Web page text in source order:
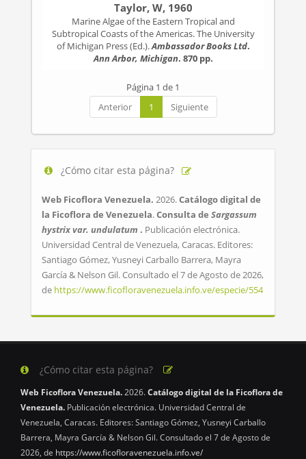
Taylor, W, 1960
Marine Algae of the Eastern Tropical and
Subtropical Coasts of the Americas. The University
of Michigan Press (Ed.).Ambassador Books Ltd.
Ann Arbor, Michigan. 870 pp.
Página 1 de 1
Anterior
1 Siguiente
¿Cómo citar esta página?
Web Ficoflora Venezuela. 2026.Catálogo digital de
la Ficoflora de Venezuela.Consulta de Sargassum
hystrix var. undulatum . Publicación electrónica.
Universidad Central de Venezuela, Caracas. Editores:
Santiago Gómez, Yusneyi Carballo Barrera, Mayra
García & Nelson Gil. Consultado el 7 de Agosto de 2026,
de https://www.ficofloravenezuela.info.ve/especie/554
¿Cómo citar esta página?
Web Ficoflora Venezuela.2026.Catálogo digital de la Ficoflora de
Venezuela. Publicación electrónica. Universidad Central de
Venezuela, Caracas. Editores: Santiago Gómez, Yusneyi Carballo
Barrera, Mayra García & Nelson Gil. Consultado el 7 de Agosto de
2026, de https://www.ficofloravenezuela.info.ve/